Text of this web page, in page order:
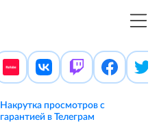
Накрутка просмотров с
гарантией в Телеграм